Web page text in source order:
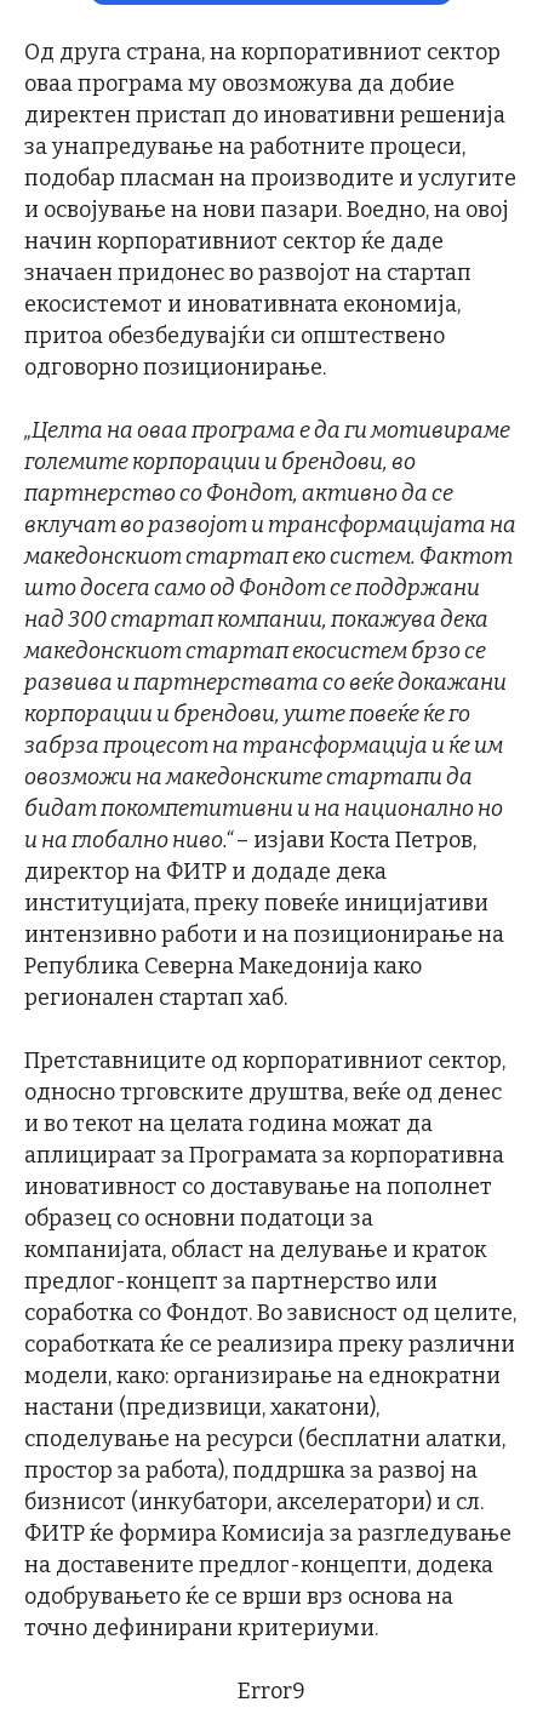
Од друга страна, на корпоративниот сектор
оваа програма му овозможува да добие
директен пристап до иновативни решенија
за унапредување на работните процеси,
подобар пласман на производите и услугите
и освојување на нови пазари. Воедно, на овој
начин корпоративниот сектор ќе даде
значаен придонес во развојот на стартап
екосистемот и иновативната економија,
притоа обезбедувајќи си општествено
одговорно позиционирање.
„Целта на оваа програма е да ги мотивираме
големите корпорации и брендови, во
партнерство со Фондот, активно да се
вклучат во развојот и трансформацијата на
македонскиот стартап еко систем. Фактот
што досега само од Фондот се поддржани
над 300 стартап компании, покажува дека
македонскиот стартап екосистем брзо се
развива и партнерствата со веќе докажани
корпорации и брендови, уште повеќе ќе го
забрза процесот на трансформација и ќе им
овозможи на македонските стартапи да
бидат покомпетитивни и на национално но
и на глобално ниво.“– изјави Коста Петров,
директор на ФИТР и додаде дека
институцијата, преку повеќе иницијативи
интензивно работи и на позиционирање на
Република Северна Македонија како
регионален стартап хаб.
Претставниците од корпоративниот сектор,
односно трговските друштва, веќе од денес
и во текот на целата година можат да
аплицираат за Програмата за корпоративна
иновативност со доставување на пополнет
образец со основни податоци за
компанијата, област на делување и краток
предлог-концепт за партнерство или
соработка со Фондот. Во зависност од целите,
соработката ќе се реализира преку различни
модели, како: организирање на еднократни
настани (предизвици, хакатони),
споделување на ресурси (бесплатни алатки,
простор за работа), поддршка за развој на
бизнисот (инкубатори, акселератори) и сл.
ФИТР ќе формира Комисија за разгледување
на доставените предлог-концепти, додека
одобрувањето ќе се врши врз основа на
точно дефинирани критериуми.
Error9